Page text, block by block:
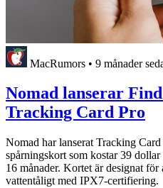
MacRumors • 9 månader
Nomad lanserar
Tracking Card Pro
Nomad har lanserat Tracking
spårningskort som kostar 39
16 månader. Kortet är designat
vattentåligt med IPX7-certifiering.